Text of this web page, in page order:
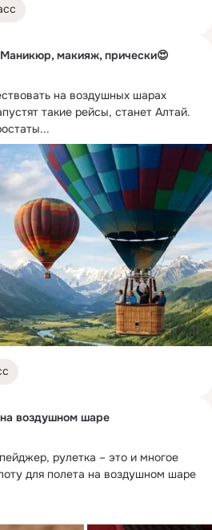
макияж, прически😍
на воздушных шарах
такие рейсы, станет Алтай.
воздушном шаре
рулетка – это и многое
для полета на воздушном шаре